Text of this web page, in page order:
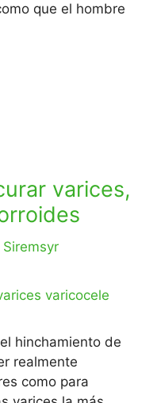
que el hombre
varices,
Siremsyr
hinchamiento de
realmente
como para